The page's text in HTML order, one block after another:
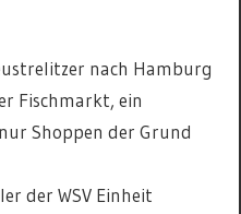
nach Hamburg
Fischmarkt, ein
Shoppen der Grund
der WSV Einheit